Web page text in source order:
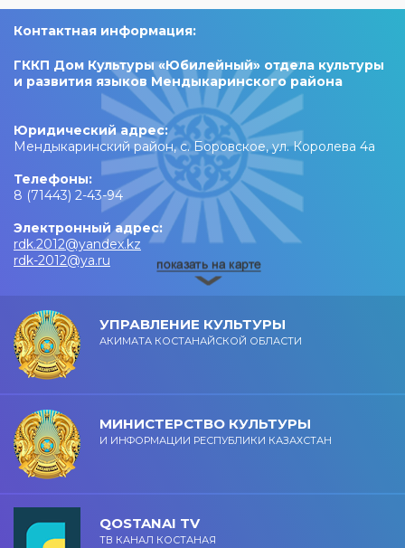
Контактная информация:
ГККП Дом Культуры «Юбилейный» отдела культуры
и развития языков Мендыкаринского района
Юридический адрес:
Мендыкаринский район, с. Боровское, ул. Королева 4а
Телефоны:
8 (71443) 2-43-94
Электронный адрес:
rdk.2012@yandex.kz
rdk-2012@ya.ru
УПРАВЛЕНИЕ КУЛЬТУРЫ
АКИМАТА КОСТАНАЙСКОЙ ОБЛАСТИ
МИНИСТЕРСТВО КУЛЬТУРЫ
И ИНФОРМАЦИИ РЕСПУБЛИКИ КАЗАХСТАН
QOSTANAI TV
ТВ КАНАЛ КОСТАНАЯ